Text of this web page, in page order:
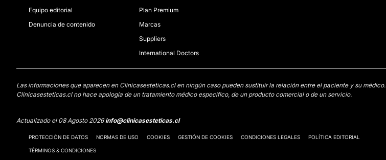
Equipo editorial
Denuncia de contenido
Plan Premium
Marcas
Suppliers
International Doctors
Las informaciones que aparecen en Clinicasesteticas.cl en ningún caso pueden sustituir la relación entre el paciente y su médico.
Clinicasesteticas.cl no hace apología de un tratamiento médico específico, de un producto comercial o de un servicio.
Actualizado el 08 Agosto 2026info@clinicasesteticas.cl
PROTECCIÓN DE DATOS NORMAS DE USO COOKIES GESTIÓN DE COOKIES CONDICIONES LEGALES POLÍTICA EDITORIAL
TÉRMINOS & CONDICIONES